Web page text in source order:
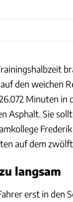
den weichen
Minuten in
Asphalt. Sie
auf dem
langsam
erst in den